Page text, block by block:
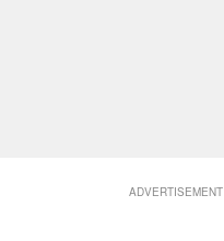
ADVERTISEMENT